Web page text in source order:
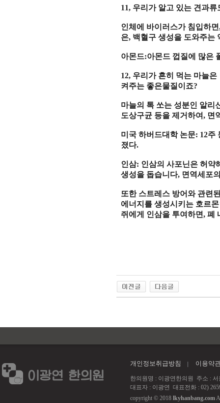
11, 우리가 알고 있는 견과
인체에 바이러스가 침입하면
은, 백혈구 생성을 도와주는
아몬드:아몬드 껍질에 많은
12, 우리가 흔히 먹는 마늘
켜주는 좋은물질이죠?
마늘의 톡 쏘는 성분인 알리
도상구균 등을 제거하여, 면
미국 하버드대학 논문: 12주
졌다.
인삼: 인삼의사포닌은 허약
생성을 돕습니다, 면역세포
또한 스트레스 방어와 관련
에너지 를생성시키는 호르몬
쥐에게 인삼을 투여하면,폐
개인정보취급방침 이용약
한의원명 : 이광연한의원 주소 : 서
대표자 : 이광연 대표전화 : 02)
copyright © 2018 lkyhanbang.com